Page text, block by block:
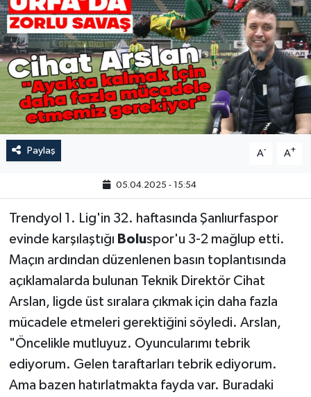
Paylaş A- A+
05.04.2025 - 15:54
Trendyol 1. Lig'in 32. haftasında Şanlıurfaspor
evinde karşılaştığı Boluspor'u 3-2 mağlup etti.
Maçın ardından düzenlenen basın toplantısında
açıklamalarda bulunan Teknik Direktör Cihat
Arslan, ligde üst sıralara çıkmak için daha fazla
mücadele etmeleri gerektiğini söyledi. Arslan,
"Öncelikle mutluyuz. Oyuncularımı tebrik
ediyorum. Gelen taraftarları tebrik ediyorum.
Ama bazen hatırlatmakta fayda var. Buradaki